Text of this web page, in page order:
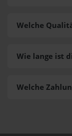
Welche
Welche
Wie lange ist